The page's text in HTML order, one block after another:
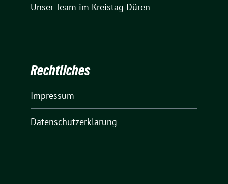
Unser Team im Kreistag Düren
Rechtliches
Impressum
Datenschutzerklärung